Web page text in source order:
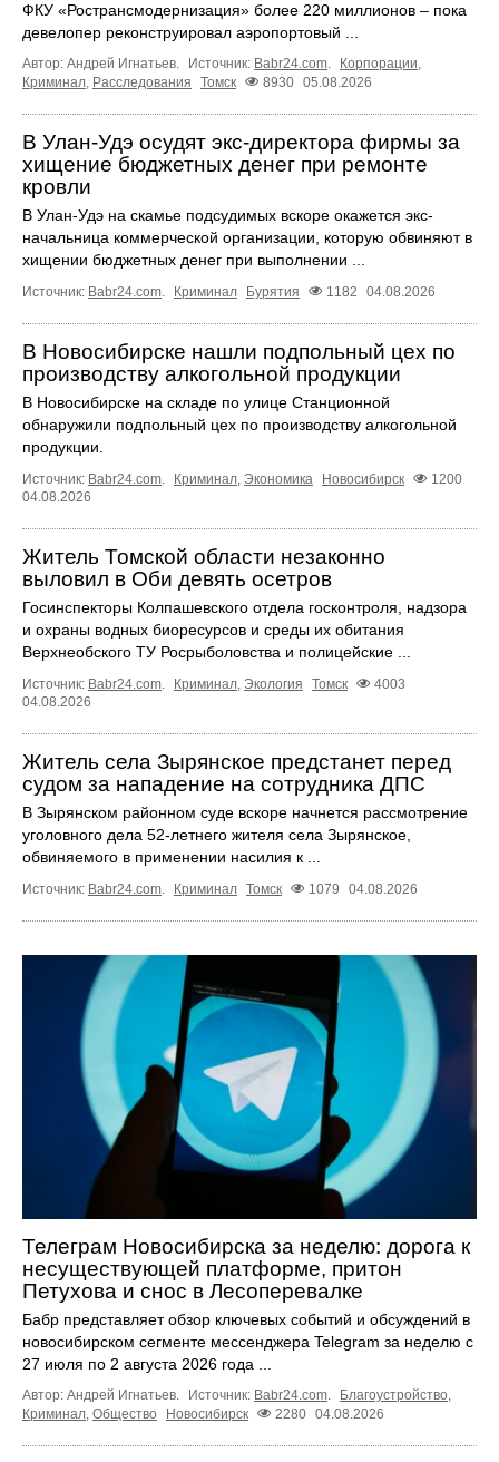
ФКУ «Ространсмодернизация» более 220 миллионов – пока
девелопер реконструировал аэропортовый ...
Автор: Андрей Игнатьев. Источник: Babr24.com Корпорации
Криминал, Расследования Томск 8930 05.08.2026
В Улан-Удэ осудят экс-директора фирмы за
хищение бюджетных денег при ремонте
кровли
В Улан-Удэ на скамье подсудимых вскоре окажется экс-
начальница коммерческой организации, которую обвиняют в
хищении бюджетных денег при выполнении ...
Источник: Babr24.com. Криминал Бурятия 1182 04.08.2026
В Новосибирске нашли подпольный цех по
производству алкогольной продукции
В Новосибирске на складе по улице Станционной
обнаружили подпольный цех по производству алкогольной
продукции.
Источник: Babr24.com. Криминал, Экономика Новосибирск
1200
04.08.2026
Житель Томской области незаконно
выловил в Оби девять осетров
Госинспекторы Колпашевского отдела госконтроля, надзора
и охраны водных биоресурсов и среды их обитания
Верхнеобского ТУ Росрыболовства и полицейские ...
Источник: Babr24.com. Криминал, Экология Томск
4003
04.08.2026
Житель села Зырянское предстанет перед
судом за нападение на сотрудника ДПС
В Зырянском районном суде вскоре начнется рассмотрение
уголовного дела 52-летнего жителя села Зырянское,
обвиняемого в применении насилия к ...
Источник: Babr24.com. Криминал Томск 1079 04.08.2026
Телеграм Новосибирска за неделю: дорога к
несуществующей платформе, притон
Петухова и снос в Лесоперевалке
Бабр представляет обзор ключевых событий и обсуждений в
новосибирском сегменте мессенджера Telegram за неделю с
27 июля по 2 августа 2026 года ...
Автор: Андрей Игнатьев. Источник: Babr24.com. Благоустройство,
Криминал, Общество Новосибирск 2280 04.08.2026